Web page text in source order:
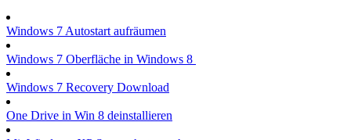
Windows 7 Autostart aufräumen
Windows 7 Oberfläche in Windows 8
Windows 7 Recovery Download
One Drive in Win 8 deinstallieren